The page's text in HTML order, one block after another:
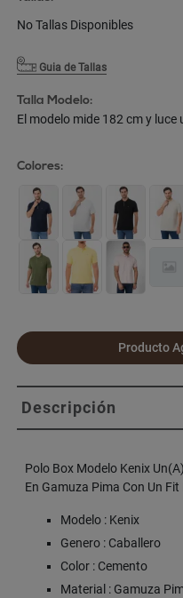
No Tallas Disponibles
Guia de Tallas
Talla Modelo:
El modelo mide 182 cm y luce
Colores:
Producto
Descripción
Polo Box Modelo Kenix
En Gamuza Pima Con Un
Modelo : Kenix
Genero : Caballero
Color : Cemento
Material : Gamuza